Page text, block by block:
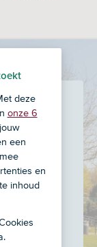
deze
onze 6
een
en
inhoud